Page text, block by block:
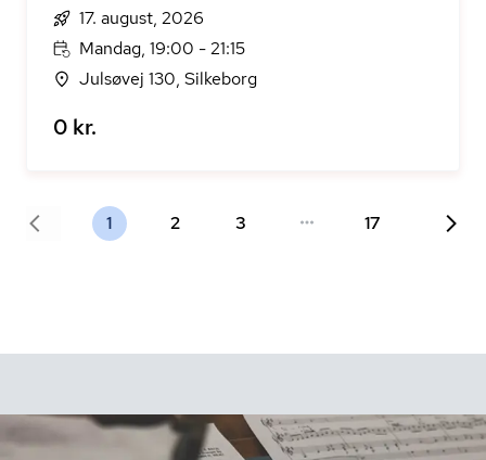
17. august, 2026
Mandag, 19:00 - 21:15
Julsøvej 130, Silkeborg
0 kr.
1 2 3 17